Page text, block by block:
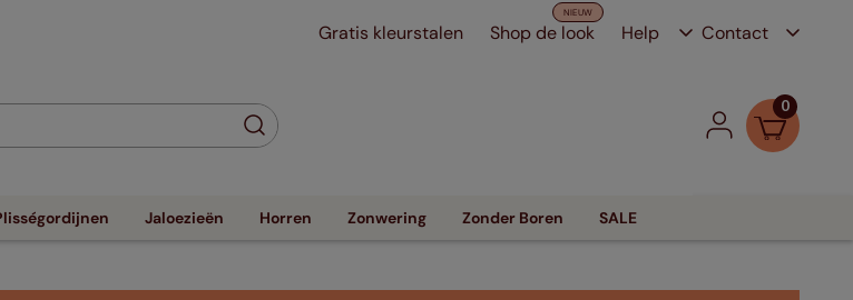
Gratis kleurstalen Shop de look Help Contact
0
Jaloezieën Horren Zonwering Zonder Boren SALE